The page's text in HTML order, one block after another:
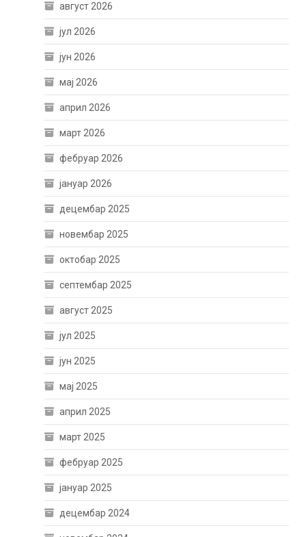
август 2026
јул 2026
јун 2026
мај 2026
април 2026
март 2026
фебруар 2026
јануар 2026
децембар 2025
новембар 2025
октобар 2025
септембар 2025
август 2025
јул 2025
јун 2025
мај 2025
април 2025
март 2025
фебруар 2025
јануар 2025
децембар 2024